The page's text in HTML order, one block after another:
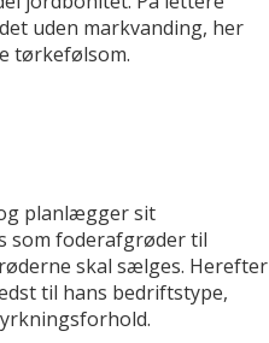
uden markvanding, her
tørkefølsom.
planlægger sit
som foderafgrøder til
skal sælges. Herefter
til hans bedriftstype,